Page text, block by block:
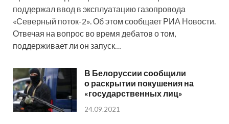
поддержал ввод в эксплуатацию газопровода
«Северный поток-2». Об этом сообщает РИА Новости.
Отвечая на вопрос во время дебатов о том,
поддерживает ли он запуск…
В Белоруссии сообщили
о раскрытии покушения на
«государственных лиц»
24.09.2021